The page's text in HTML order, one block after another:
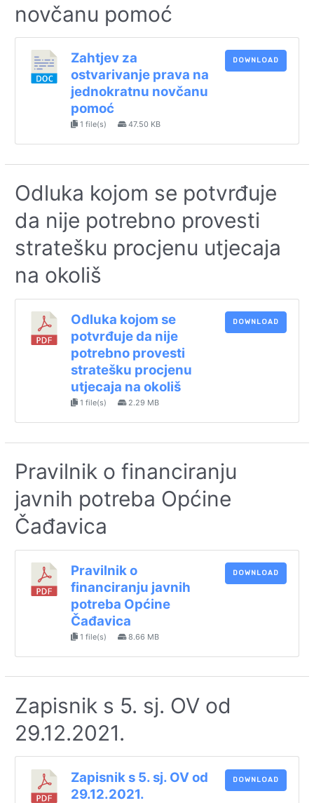
novčanu pomoć
Zahtjev za
ostvarivanje prava na
jednokratnu novčanu
pomoć
1 file(s) 47.50 KB
DOWNLOAD
Odluka kojom se potvrđuje
da nije potrebno provesti
stratešku procjenu utjecaja
na okoliš
Odluka kojom se
potvrđuje da nije
potrebno provesti
stratešku procjenu
utjecaja na okoliš
1 file(s) 2.29 MB
DOWNLOAD
Pravilnik o financiranju
javnih potreba Općine
Čađavica
Pravilnik o
financiranju javnih
potreba Općine
Čađavica
1 file(s) 8.66 MB
DOWNLOAD
Zapisnik s 5. sj. OV od
29.12.2021.
Zapisnik s 5. sj. OV od
29.12.2021.
DOWNLOAD